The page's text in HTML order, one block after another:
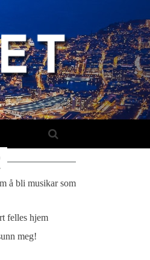
å bli musikar som
felles hjem
meg!